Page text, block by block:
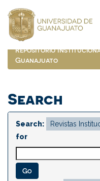
navigation
Repositorio
Guanajuato
Search
Search:
for